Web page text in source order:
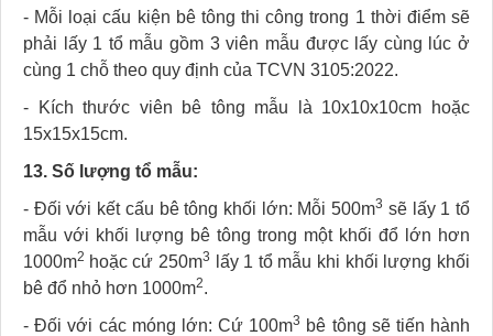
- Mỗi loại cấu kiện bê tông thi công trong 1 thời điểm sẽ
phải lấy 1 tổ mẫu gồm 3 viên mẫu được lấy cùng lúc ở
cùng 1 chỗ theo quy định của TCVN 3105:2022.
- Kích thước viên bê tông mẫu là 10x10x10cm hoặc
15x15x15cm.
13. Số lượng tổ mẫu:
- Đối với kết cấu bê tông khối lớn: Mỗi 500m3 sẽ lấy 1 tổ
mẫu với khối lượng bê tông trong một khối đổ lớn hơn
1000m2 hoặc cứ 250m3
lấy 1 tổ mẫu khi khối lượng khối
bê đổ nhỏ hơn 1000m2.
- Đối với các móng lớn: Cứ 100m3 bê tông sẽ tiến hành